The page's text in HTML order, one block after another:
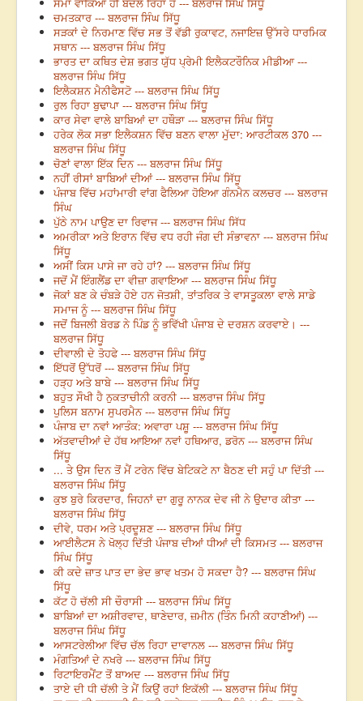
ਚਮਤਕਾਰ --- ਬਲਰਾਜ ਸਿੰਘ ਸਿੱਧੂ
ਸੜਕਾਂ ਦੇ ਨਿਰਮਾਣ ਵਿੱਚ ਸਭ ਤੋਂ ਵੱਡੀ ਰੁਕਾਵਟ, ਨਜਾਇਜ਼ ਉੱਸਰੇ ਧਾਰਮਿਕ
ਸਥਾਨ --- ਬਲਰਾਜ ਸਿੰਘ ਸਿੱਧੂ
ਭਾਰਤ ਦਾ ਕਥਿਤ ਦੇਸ਼ ਭਗਤ ਯੁੱਧ ਪ੍ਰੇਮੀ ਇਲੈਕਟਰੌਨਿਕ ਮੀਡੀਆ ---
ਬਲਰਾਜ ਸਿੰਘ ਸਿੱਧੂ
ਇਲੈਕਸ਼ਨ ਮੈਨੀਫੈਸਟੋ --- ਬਲਰਾਜ ਸਿੰਘ ਸਿੱਧੂ
ਰੁਲ ਰਿਹਾ ਬੁਢਾਪਾ --- ਬਲਰਾਜ ਸਿੰਘ ਸਿੱਧੂ
ਕਾਰ ਸੇਵਾ ਵਾਲੇ ਬਾਬਿਆਂ ਦਾ ਹਥੌੜਾ --- ਬਲਰਾਜ ਸਿੰਘ ਸਿੱਧੂ
ਹਰੇਕ ਲੋਕ ਸਭਾ ਇਲੈਕਸ਼ਨ ਵਿੱਚ ਬਣਨ ਵਾਲਾ ਮੁੱਦਾ: ਆਰਟੀਕਲ 370 ---
ਬਲਰਾਜ ਸਿੰਘ ਸਿੱਧੂ
ਚੋਣਾਂ ਵਾਲਾ ਇੱਕ ਦਿਨ --- ਬਲਰਾਜ ਸਿੰਘ ਸਿੱਧੂ
ਨਹੀਂ ਰੀਸਾਂ ਬਾਬਿਆਂ ਦੀਆਂ --- ਬਲਰਾਜ ਸਿੰਘ ਸਿੱਧੂ
ਪੰਜਾਬ ਵਿੱਚ ਮਹਾਂਮਾਰੀ ਵਾਂਗ ਫੈਲਿਆ ਹੋਇਆ ਗੰਨਮੈਨ ਕਲਚਰ --- ਬਲਰਾਜ
ਸਿੰਘ
ਪੁੱਠੇ ਨਾਮ ਪਾਉਣ ਦਾ ਰਿਵਾਜ --- ਬਲਰਾਜ ਸਿੰਘ ਸਿੱਧ
ਅਮਰੀਕਾ ਅਤੇ ਇਰਾਨ ਵਿੱਚ ਵਧ ਰਹੀ ਜੰਗ ਦੀ ਸੰਭਾਵਨਾ --- ਬਲਰਾਜ ਸਿੰਘ
ਸਿੱਧੂ
ਅਸੀਂ ਕਿਸ ਪਾਸੇ ਜਾ ਰਹੇ ਹਾਂ? --- ਬਲਰਾਜ ਸਿੰਘ ਸਿੱਧੂ
ਜਦੋਂ ਮੈਂ ਇੰਗਲੈਂਡ ਦਾ ਵੀਜ਼ਾ ਗਵਾਇਆ --- ਬਲਰਾਜ ਸਿੰਘ ਸਿੱਧੂ
ਜੋਕਾਂ ਬਣ ਕੇ ਚੰਬੜੇ ਹੋਏ ਹਨ ਜੋਤਸ਼ੀ, ਤਾਂਤਰਿਕ ਤੇ ਵਾਸਤੂਕਲਾ ਵਾਲੇ ਸਾਡੇ
ਸਮਾਜ ਨੂੰ --- ਬਲਰਾਜ ਸਿੰਘ ਸਿੱਧੂ
ਜਦੋਂ ਬਿਜਲੀ ਬੋਰਡ ਨੇ ਪਿੰਡ ਨੂੰ ਭਵਿੱਖੀ ਪੰਜਾਬ ਦੇ ਦਰਸ਼ਨ ਕਰਵਾਏ। ---
ਬਲਰਾਜ ਸਿੱਧੂ
ਦੀਵਾਲੀ ਦੇ ਤੋਹਫੇ --- ਬਲਰਾਜ ਸਿੰਘ ਸਿੱਧੂ
ਇੱਧਰੋਂ ਉੱਧਰੋਂ --- ਬਲਰਾਜ ਸਿੰਘ ਸਿੱਧੂ
ਹੜ੍ਹ ਅਤੇ ਬਾਬੇ --- ਬਲਰਾਜ ਸਿੰਘ ਸਿੱਧੂ
ਬਹੁਤ ਸੌਖੀ ਹੈ ਨੁਕਤਾਚੀਨੀ ਕਰਨੀ --- ਬਲਰਾਜ ਸਿੰਘ ਸਿੱਧੂ
ਪੁਲਿਸ ਬਨਾਮ ਸੁਪਰਮੈਨ --- ਬਲਰਾਜ ਸਿੰਘ ਸਿੱਧੂ
ਪੰਜਾਬ ਦਾ ਨਵਾਂ ਆਤੰਕ: ਅਵਾਰਾ ਪਸ਼ੂ --- ਬਲਰਾਜ ਸਿੰਘ ਸਿੱਧੂ
ਅੱਤਵਾਦੀਆਂ ਦੇ ਹੱਥ ਆਇਆ ਨਵਾਂ ਹਥਿਆਰ, ਡਰੋਨ --- ਬਲਰਾਜ ਸਿੰਘ
ਸਿੱਧੂ
... ਤੇ ਉਸ ਦਿਨ ਤੋਂ ਮੈਂ ਟਰੇਨ ਵਿੱਚ ਬੇਟਿਕਟੇ ਨਾ ਬੈਠਣ ਦੀ ਸਹੁੰ ਪਾ ਦਿੱਤੀ ---
ਬਲਰਾਜ ਸਿੰਘ ਸਿੱਧੂ
ਕੁਝ ਬੁਰੇ ਕਿਰਦਾਰ, ਜਿਹਨਾਂ ਦਾ ਗੁਰੂ ਨਾਨਕ ਦੇਵ ਜੀ ਨੇ ਉਦਾਰ ਕੀਤਾ ---
ਬਲਰਾਜ ਸਿੰਘ ਸਿੱਧੂ
ਦੀਵੇ, ਧਰਮ ਅਤੇ ਪ੍ਰਦੂਸ਼ਣ --- ਬਲਰਾਜ ਸਿੰਘ ਸਿੱਧੂ
ਆਈਲੈਟਸ ਨੇ ਖੋਲ੍ਹ ਦਿੱਤੀ ਪੰਜਾਬ ਦੀਆਂ ਧੀਆਂ ਦੀ ਕਿਸਮਤ --- ਬਲਰਾਜ
ਸਿੰਘ ਸਿੱਧੂ
ਕੀ ਕਦੇ ਜ਼ਾਤ ਪਾਤ ਦਾ ਭੇਦ ਭਾਵ ਖਤਮ ਹੋ ਸਕਦਾ ਹੈ? --- ਬਲਰਾਜ ਸਿੰਘ
ਸਿੱਧੂ
ਕੱਟ ਹੋ ਚੱਲੀ ਸੀ ਚੌਰਾਸੀ --- ਬਲਰਾਜ ਸਿੰਘ ਸਿੱਧੂ
ਬਾਬਿਆਂ ਦਾ ਅਸ਼ੀਰਵਾਦ, ਥਾਣੇਦਾਰ, ਜ਼ਮੀਨ (ਤਿੰਨ ਮਿਨੀ ਕਹਾਣੀਆਂ) ---
ਬਲਰਾਜ ਸਿੰਘ ਸਿੱਧੂ
ਆਸਟਰੇਲੀਆ ਵਿੱਚ ਚੱਲ ਰਿਹਾ ਦਾਵਾਨਲ --- ਬਲਰਾਜ ਸਿੰਘ ਸਿੱਧੂ
ਮੰਗਤਿਆਂ ਦੇ ਨਖਰੇ --- ਬਲਰਾਜ ਸਿੰਘ ਸਿੱਧੂ
ਰਿਟਾਇਰਮੈਂਟ ਤੋਂ ਬਾਅਦ --- ਬਲਰਾਜ ਸਿੰਘ ਸਿੱਧੂ
ਤਾਏ ਦੀ ਧੀ ਚੱਲੀ ਤੇ ਮੈਂ ਕਿਉਂ ਰਹਾਂ ਇਕੱਲੀ --- ਬਲਰਾਜ ਸਿੰਘ ਸਿੱਧੂ